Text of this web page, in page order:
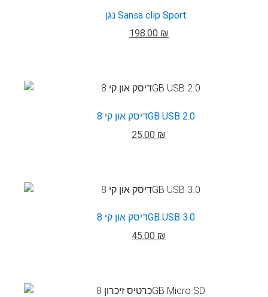
נגן Sansa clip Sport
198.00 ₪
דיסק און קי 8GB USB 2.0
25.00 ₪
דיסק און קי 8GB USB 3.0
45.00 ₪